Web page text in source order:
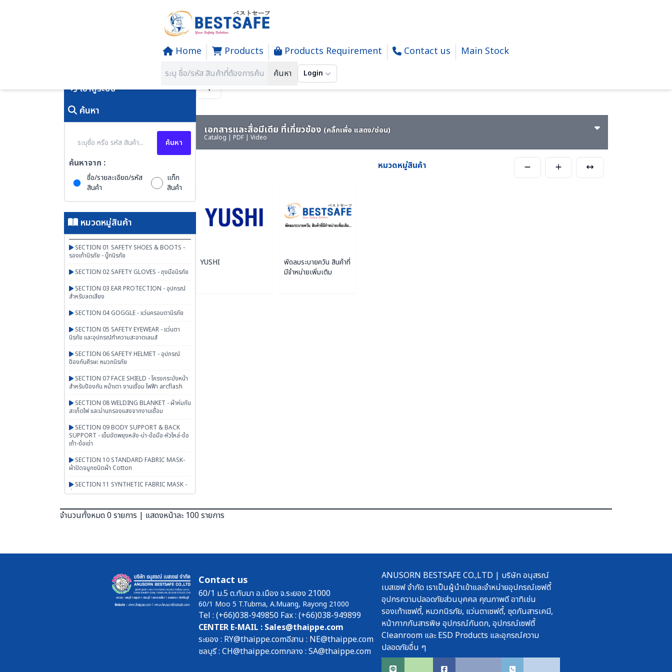
Home Products Products Requirement Contact us Main Stock
ค้นหา Login
SECTION 79 EXPLOSION PROOF VENTULATE FAN - พัดลมระบายอากาศ
เข้าสู่ระบบ
ค้นหา
ค้นหา
ค้นหาจาก :
ชื่อ/รายละเอียด/รหัส
สินค้า
แท็ก
สินค้า
หมวดหมู่สินค้า
SECTION 01 SAFETY SHOES & BOOTS -
รองเท้านิรภัย - บู๊ทนิรภัย
SECTION 02 SAFETY GLOVES - ถุงมือนิรภัย
SECTION 03 EAR PROTECTION - อุปกรณ์
สำหรับลดเสียง
SECTION 04 GOGGLE - แว่นครอบตานิรภัย
SECTION 05 SAFETY EYEWEAR - แว่นตา
นิรภัย และอุปกรณ์ทำความสะอาดเลนส์
SECTION 06 SAFETY HELMET - อุปกรณ์
ป้องกันศีรษะ หมวกนิรภัย
SECTION 07 FACE SHIELD - โครงกระบังหน้า
สำหรับป้องกัน หน้าเตา งานเชื่อม ไฟฟ้า arcflash
SECTION 08 WELDING BLANKET - ผ้าห่มกัน
สะเก็ดไฟ และม่านกรองแสงจากงานเชื่อม
SECTION 09 BODY SUPPORT & BACK
SUPPORT - เข็มขัดพยุงหลัง-บ่า-ข้อมือ-หัวไหล่-ข้อ
เท้า-ข้อเข่า
SECTION 10 STANDARD FABRIC MASK-
ผ้าปิดจมูกชนิดผ้า Cotton
SECTION 11 SYNTHETIC FABRIC MASK -
ผ้าปิดจมูกเสริมใยสังเคราะห์ UN95 SERIES
SECTION 12 RESPIRATOR - หน้ากากตลับ
กรอง
SECTION 15 SCBA FENAN - Self
Contained Breathing Apparatus - ชุดเครื่อง
SECTION 16 SAFETY CAP | HOOD | หมวก
เอกสารและสื่อมีเดีย ที่เกี่ยวข้อง (คลิ๊กเพื่อ แสดง/ซ่อน)
Catalog | PDF | Video
หมวดหมู่สินค้า
YUSHI
พัดลมระบายควัน สินค้าที่
มีจำหน่ายเพิ่มเติม
จำนวนทั้งหมด 0 รายการ | แสดงหน้าละ 100 รายการ
Contact us
60/1 ม.5 ต.ทับมา อ.เมือง จ.ระยอง 21000
60/1 Moo 5 T.Tubma, A.Muang, Rayong 21000
Tel : (+66)038-949850 Fax : (+66)038-949899
CENTER E-MAIL : Sales@thaippe.com
ระยอง : RY@thaippe.comอีสาน : NE@thaippe.com
ชลบุรี : CH@thaippe.comกลาง : SA@thaippe.com
ANUSORN BESTSAFE CO.,LTD | บริษัท อนุสรณ์
เบสเซฟ จำกัด เราเป็นผู้นำเข้าและจำหน่ายอุปกรณ์เซฟตี้
อุปกรความปลอดภัยส่วนบุคคล คุณภาพดี อาทิเช่น
รองเท้าเซฟตี้, หมวกนิรภัย, แว่นตาเซฟตี้, ชุดกันสารเคมี,
หน้ากากกันสารพิษ อุปกรณ์กันตก, อุปกรณ์เซฟตี้
Cleanroom และ ESD Products และอุกรณ์ความ
ปลอดภัยอื่น ๆ